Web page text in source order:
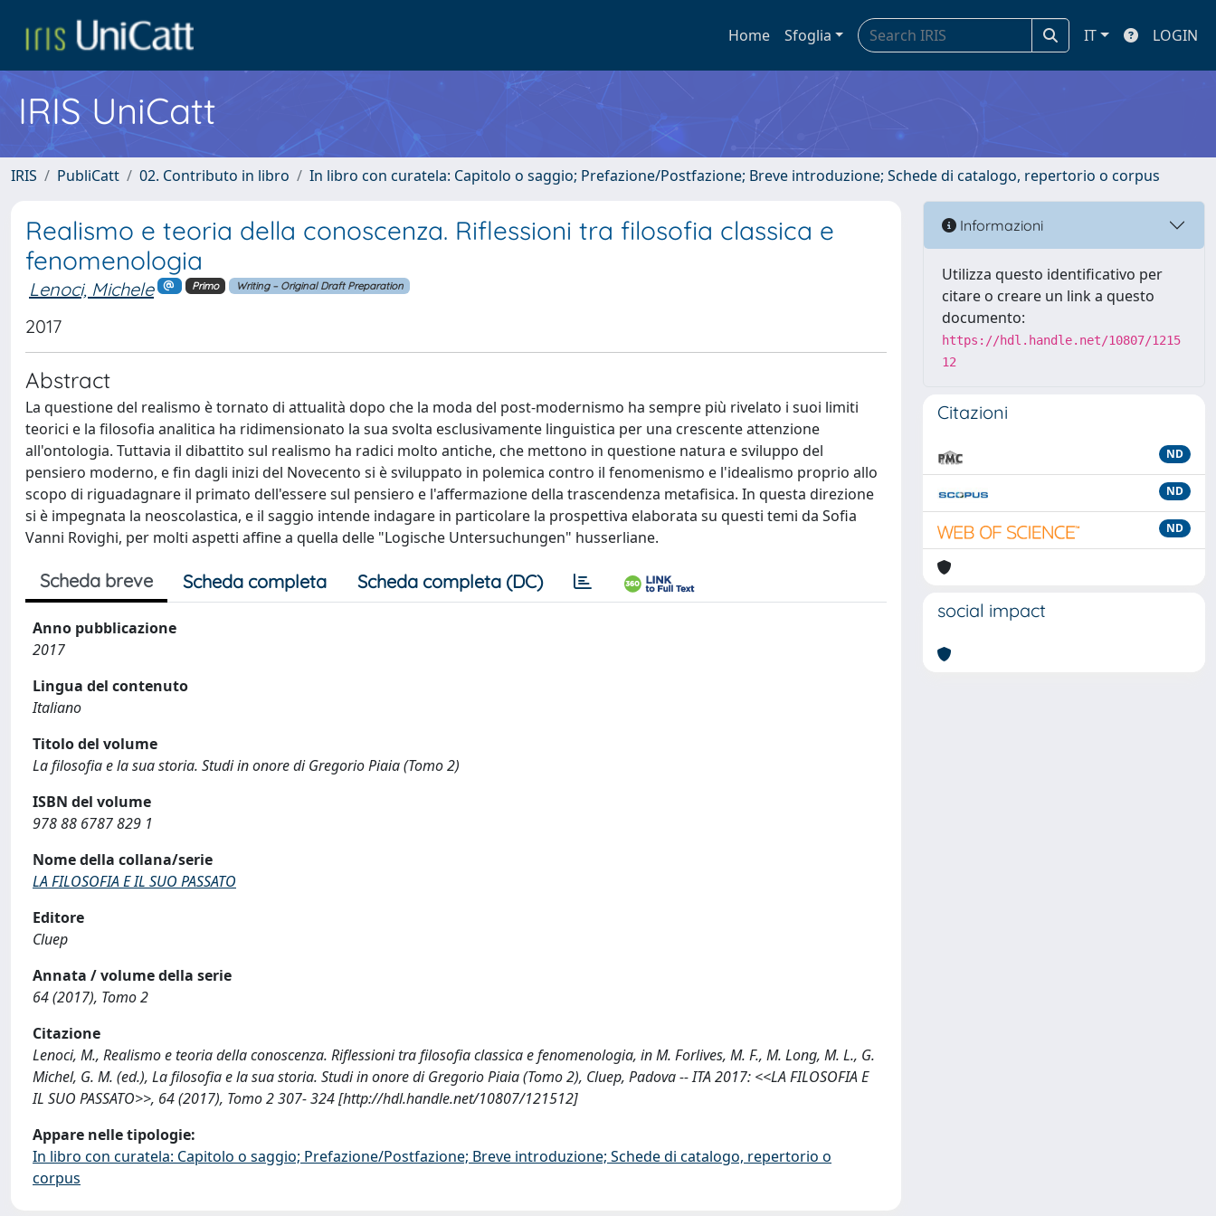
Home Sfoglia IT LOGIN
IRIS UniCatt
IRIS PubliCatt 02. Contributo in libro In libro con curatela: Capitolo o saggio; Prefazione/Postfazione; Breve introduzione; Schede di catalogo, repertorio o corpus
Realismo e teoria della conoscenza. Riflessioni tra filosofia classica e
fenomenologia
Lenoci, Michele Primo Writing – Original Draft Preparation
2017
Abstract
La questione del realismo è tornato di attualità dopo che la moda del post-modernismo ha sempre più rivelato i suoi limiti
teorici e la filosofia analitica ha ridimensionato la sua svolta esclusivamente linguistica per una crescente attenzione
all'ontologia. Tuttavia il dibattito sul realismo ha radici molto antiche, che mettono in questione natura e sviluppo del
pensiero moderno, e fin dagli inizi del Novecento si è sviluppato in polemica contro il fenomenismo e l'idealismo proprio allo
scopo di riguadagnare il primato dell'essere sul pensiero e l'affermazione della trascendenza metafisica. In questa direzione
si è impegnata la neoscolastica, e il saggio intende indagare in particolare la prospettiva elaborata su questi temi da Sofia
Vanni Rovighi, per molti aspetti affine a quella delle "Logische Untersuchungen" husserliane.
Scheda breve Scheda completa Scheda completa (DC)
Anno pubblicazione
2017
Lingua del contenuto
Italiano
Titolo del volume
La filosofia e la sua storia. Studi in onore di Gregorio Piaia (Tomo 2)
ISBN del volume
978 88 6787 829 1
Nome della collana/serie
LA FILOSOFIA E IL SUO PASSATO
Editore
Cluep
Annata / volume della serie
64 (2017), Tomo 2
Citazione
Lenoci, M., Realismo e teoria della conoscenza. Riflessioni tra filosofia classica e fenomenologia, in M. Forlives, M. F., M. Long, M. L., G.
Michel, G. M. (ed.), La filosofia e la sua storia. Studi in onore di Gregorio Piaia (Tomo 2), Cluep, Padova -- ITA 2017: <<LA FILOSOFIA E
IL SUO PASSATO>>, 64 (2017), Tomo 2 307- 324 [http://hdl.handle.net/10807/121512]
Appare nelle tipologie:
In libro con curatela: Capitolo o saggio; Prefazione/Postfazione; Breve introduzione; Schede di catalogo, repertorio o
corpus
Informazioni
Utilizza questo identificativo per
citare o creare un link a questo
documento:
https://hdl.handle.net/10807/1215
12
Citazioni
ND
ND
ND
social impact